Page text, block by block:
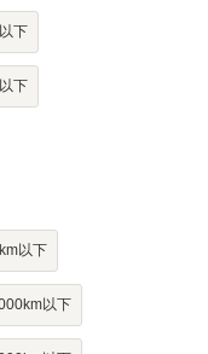
下
下
以下
以下